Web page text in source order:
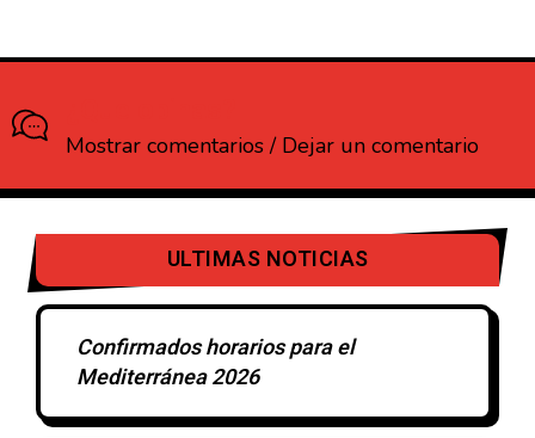
Mostrar comentarios / Dejar un comentario
ULTIMAS NOTICIAS
Confirmados horarios para el
Mediterránea 2026